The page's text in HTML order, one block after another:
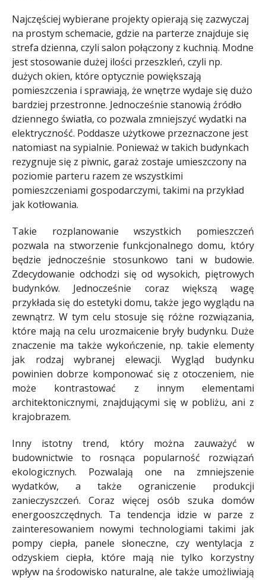
Najczęściej wybierane projekty opierają się zazwyczaj
na prostym schemacie, gdzie na parterze znajduje się
strefa dzienna, czyli salon połączony z kuchnią. Modne
jest stosowanie dużej ilości przeszkleń, czyli np.
dużych okien, które optycznie powiększają
pomieszczenia i sprawiają, że wnętrze wydaje się dużo
bardziej przestronne. Jednocześnie stanowią źródło
dziennego światła, co pozwala zmniejszyć wydatki na
elektryczność. Poddasze użytkowe przeznaczone jest
natomiast na sypialnie. Ponieważ w takich budynkach
rezygnuje się z piwnic, garaż zostaje umieszczony na
poziomie parteru razem ze wszystkimi
pomieszczeniami gospodarczymi, takimi na przykład
jak kotłowania.
Takie rozplanowanie wszystkich pomieszczeń
pozwala na stworzenie funkcjonalnego domu, który
będzie jednocześnie stosunkowo tani w budowie.
Zdecydowanie odchodzi się od wysokich, piętrowych
budynków. Jednocześnie coraz większą wagę
przykłada się do estetyki domu, także jego wyglądu na
zewnątrz. W tym celu stosuje się różne rozwiązania,
które mają na celu urozmaicenie bryły budynku. Duże
znaczenie ma także wykończenie, np. takie elementy
jak rodzaj wybranej elewacji. Wygląd budynku
powinien dobrze komponować się z otoczeniem, nie
może kontrastować z innym elementami
architektonicznymi, znajdującymi się w pobliżu, ani z
krajobrazem.
Inny istotny trend, który można zauważyć w
budownictwie to rosnąca popularność rozwiązań
ekologicznych. Pozwalają one na zmniejszenie
wydatków, a także ograniczenie produkcji
zanieczyszczeń. Coraz więcej osób szuka domów
energooszczędnych. Ta tendencja idzie w parze z
zainteresowaniem nowymi technologiami takimi jak
pompy ciepła, panele słoneczne, czy wentylacja z
odzyskiem ciepła, które mają nie tylko korzystny
wpływ na środowisko naturalne, ale także umożliwiają